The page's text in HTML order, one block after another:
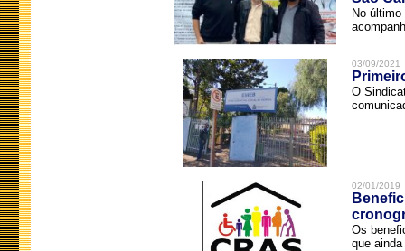
No
03/09/2021
O
02/01/2019
Os
que